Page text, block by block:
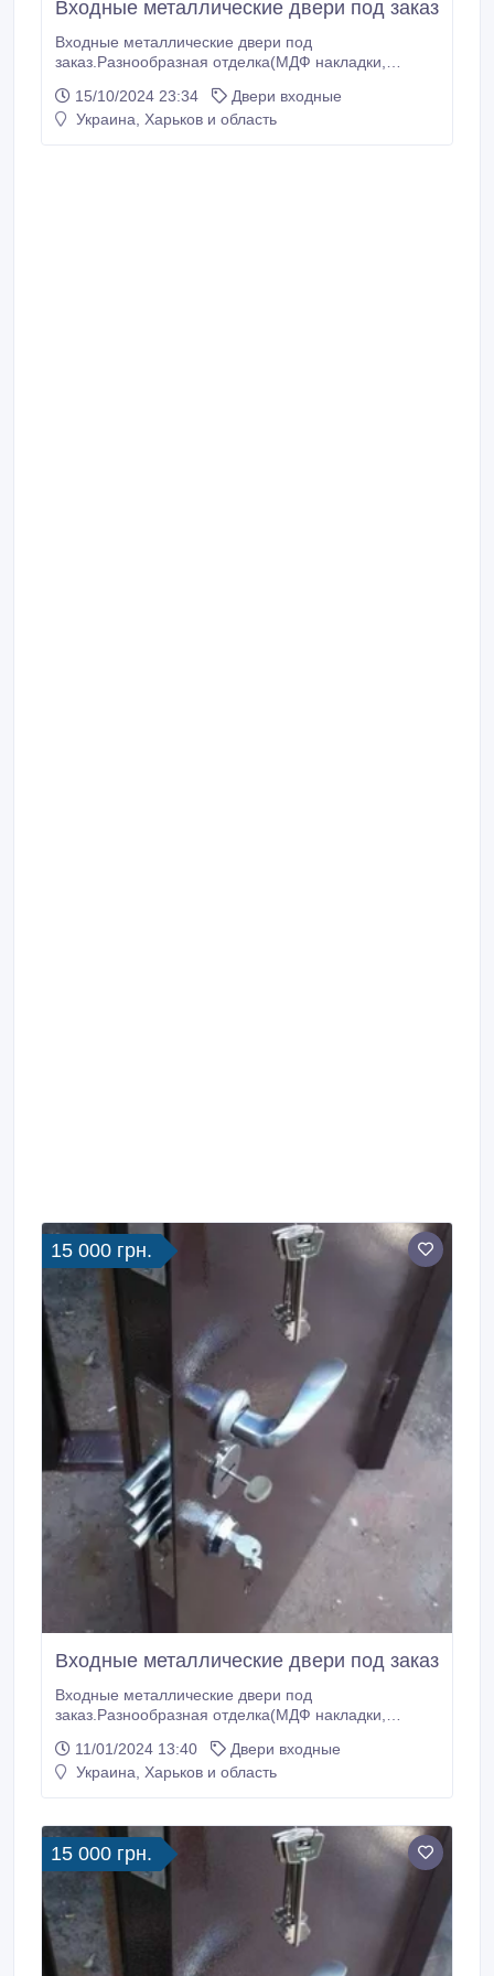
Входные металлические двери под заказ
Входные металлические двери под
заказ.Разнообразная отделка(МДФ накладки,
Турция).Двери в подъезд, тамбур,
кладовку.Стандартные и нестандартные
15/10/2024 23:34
Двери входные
Украина, Харьков и область
15 000 грн.
Входные металлические двери под заказ
Входные металлические двери под
заказ.Разнообразная отделка(МДФ накладки,
Турция).Двери в подъезд, тамбур,
кладовку.Стандартные и нестандартные
11/01/2024 13:40
Двери входные
Украина, Харьков и область
15 000 грн.